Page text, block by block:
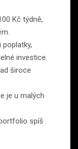
Kč týdně,
poplatky,
investice.
široce
je u malých
spíš